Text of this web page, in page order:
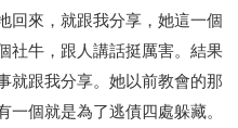
回來，就跟我分享，她這一個
社牛，跟人講話挺厲害。結果
就跟我分享。她以前教會的那
個就是為了逃債四處躲藏。